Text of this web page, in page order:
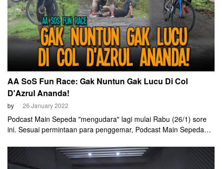
AA SoS Fun Race: Gak Nuntun Gak Lucu Di Col
D'Azrul Ananda!
by 26 January 2022
Podcast Main Sepeda "mengudara" lagi mulai Rabu (26/1) sore
ini. Sesuai permintaan para penggemar, Podcast Main Sepeda